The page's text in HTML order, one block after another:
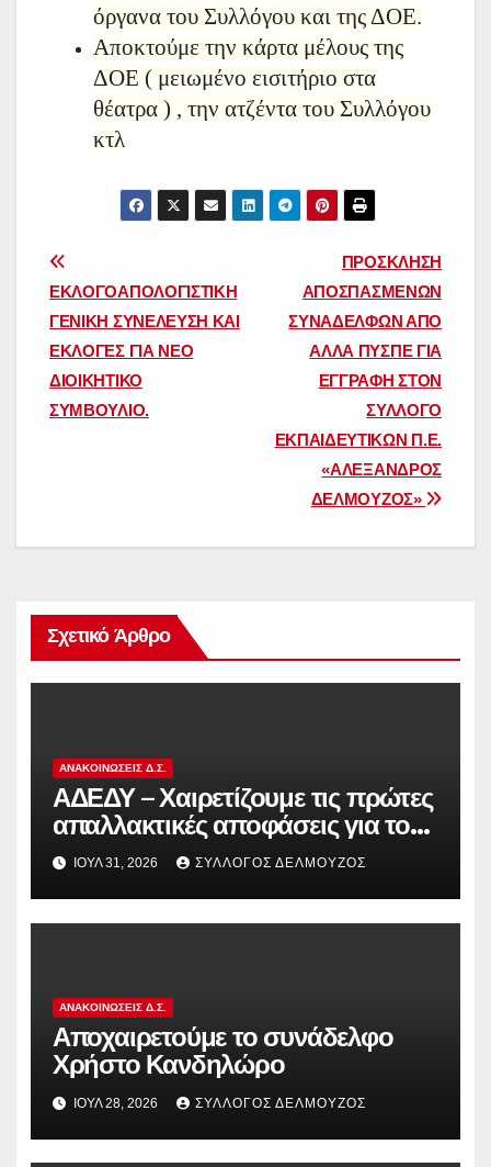
όργανα του Συλλόγου και της ΔΟΕ.
Αποκτούμε την κάρτα μέλους της
ΔΟΕ ( μειωμένο εισιτήριο στα
θέατρα ) , την ατζέντα του Συλλόγου
κτλ
Πλοήγηση
άρθρων
ΠΡΟΣΚΛΗΣΗ
ΑΠΟΣΠΑΣΜΕΝΩΝ
ΣΥΝΑΔΕΛΦΩΝ ΑΠΟ
ΑΛΛΑ ΠΥΣΠΕ ΓΙΑ
ΕΓΓΡΑΦΗ ΣΤΟΝ
ΣΥΛΛΟΓΟ
ΕΚΠΑΙΔΕΥΤΙΚΩΝ Π.Ε.
«ΑΛΕΞΑΝΔΡΟΣ
ΔΕΛΜΟΥΖΟΣ»
ΕΚΛΟΓΟΑΠΟΛΟΓΙΣΤΙΚΗ
ΓΕΝΙΚΗ ΣΥΝΕΛΕΥΣΗ ΚΑΙ
ΕΚΛΟΓΕΣ ΓΙΑ ΝΕΟ
ΔΙΟΙΚΗΤΙΚΟ
ΣΥΜΒΟΥΛΙΟ.
Σχετικό Άρθρο
ΑΝΑΚΟΙΝΏΣΕΙΣ Δ.Σ.
ΑΔΕΔΥ – Χαιρετίζουμε τις πρώτες
απαλλακτικές αποφάσεις για τους
διωκόμενους εκπαιδευτικούς που
συμμετείχαν στον αγώνα ενάντια
στην αντιδραστική αξιολόγηση!
ΙΟΎΛ 31, 2026 ΣΎΛΛΟΓΟΣ ΔΕΛΜΟΎΖΟΣ
ΑΝΑΚΟΙΝΏΣΕΙΣ Δ.Σ.
Αποχαιρετούμε το συνάδελφο
Χρήστο Κανδηλώρο
ΙΟΎΛ 28, 2026 ΣΎΛΛΟΓΟΣ ΔΕΛΜΟΎΖΟΣ